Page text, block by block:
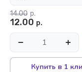
14.00 р.
12.00 р.
Купить в 1